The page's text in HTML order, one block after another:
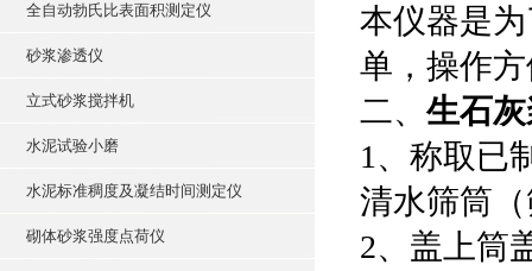
全自动勃氏比表面积测定仪
砂浆渗透仪
立式砂浆搅拌机
水泥试验小磨
水泥标准稠度及凝结时间测定仪
砌体砂浆强度点荷仪
本仪器是
单，操作
二、生石
1、称取已
清水筛筒
2、盖上筒